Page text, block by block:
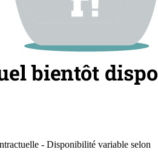
- Disponibilité variable selon